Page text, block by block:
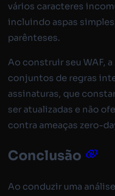
vários caracteres
incluindo aspas
parênteses.
Ao construir seu WAF,
conjuntos de regras
assinaturas, que
ser atualizadas e não
contra ameaças zero-
Conclusão
Ao conduzir uma